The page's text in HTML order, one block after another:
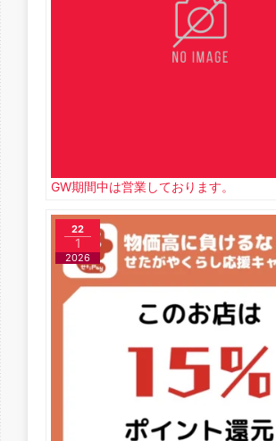
GW期間中は営業しております。
22
1
2026